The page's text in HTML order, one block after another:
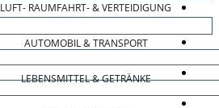
LUFT- RAUMFAHRT- & VERTEIDIGUNG
AUTOMOBIL & TRANSPORT
LEBENSMITTEL & GETRÄNKE